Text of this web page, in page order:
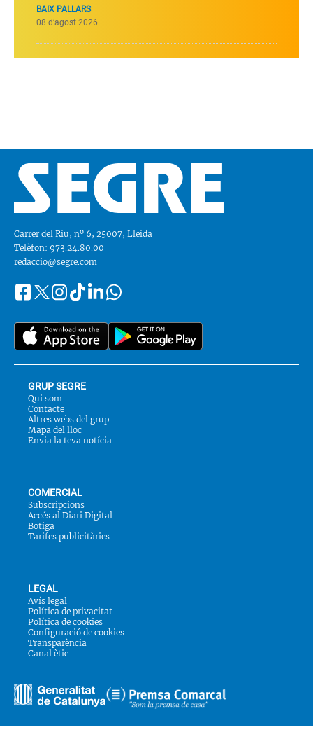
BAIX PALLARS
08 d’agost 2026
Carrer del Riu, nº 6, 25007, Lleida
Telèfon: 973.24.80.00
redaccio@segre.com
Segueix-
a::
FacebookInstagram
TiktokLinkedinWhatsapp
GRUP SEGRE
Qui som
Contacte
Altres webs del grup
Mapa del lloc
Envia la teva notícia
COMERCIAL
Subscripcions
Accés al Diari Digital
Botiga
Tarifes publicitàries
LEGAL
Avís legal
Política de privacitat
Política de cookies
Configuració de cookies
Transparència
Canal ètic